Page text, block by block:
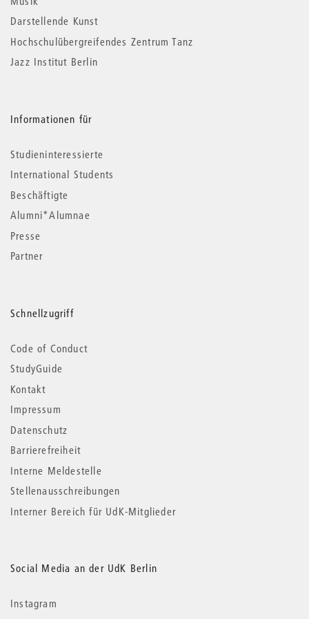
Darstellende Kunst
Hochschulübergreifendes Zentrum Tanz
Jazz Institut Berlin
Informationen für
Studieninteressierte
International Students
Beschäftigte
Alumni*Alumnae
Presse
Partner
Schnellzugriff
Code of Conduct
StudyGuide
Kontakt
Impressum
Datenschutz
Barrierefreiheit
Interne Meldestelle
Stellenausschreibungen
Interner Bereich für UdK-Mitglieder
Social Media an der UdK Berlin
Instagram